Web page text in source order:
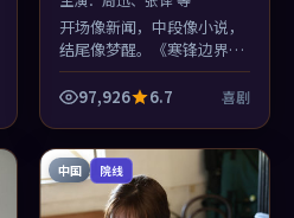
开场像新闻，中段像小说，
结尾像梦醒。《寒锋边界》
三段式气质不统一？不，这
正是陈凯歌想制造的失重。
97,926 6.7 喜剧
中国 院线